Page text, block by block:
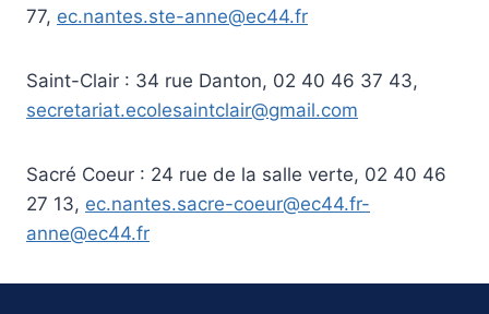
77, ec.nantes.ste-anne@ec44.fr
Saint-Clair : 34 rue Danton, 02 40 46 37 43,
secretariat.ecolesaintclair@gmail.com
Sacré Coeur : 24 rue de la salle verte, 02 40 46
27 13, ec.nantes.sacre-coeur@ec44.fr-
anne@ec44.fr